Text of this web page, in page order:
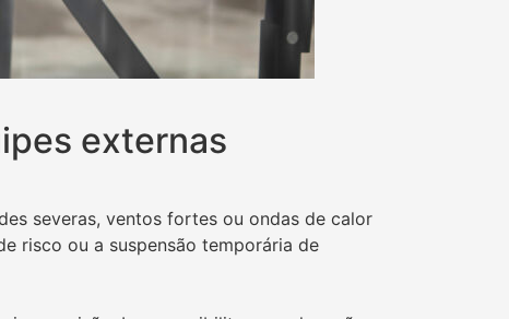
externas
severas, ventos fortes ou ondas de calor
risco ou a suspensão temporária de